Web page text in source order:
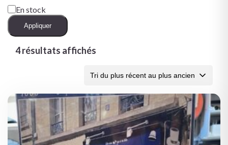
4 résultats affichés
En stock
Appliquer